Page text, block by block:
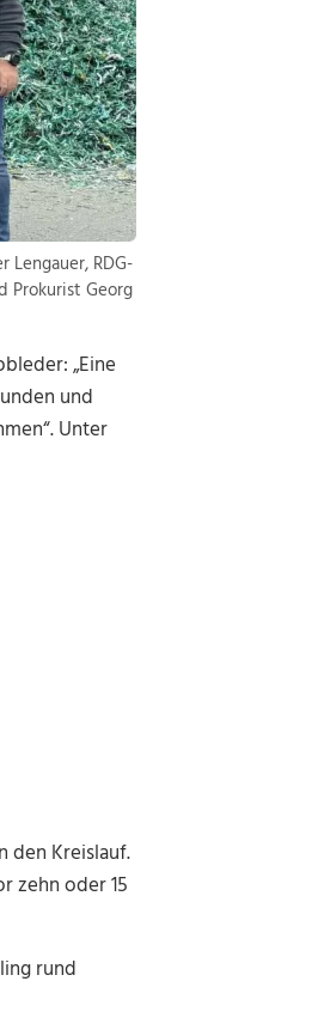
RDG-
Prokurist Georg
„Eine
und
Unter
den Kreislauf.
zehn oder 15
rund